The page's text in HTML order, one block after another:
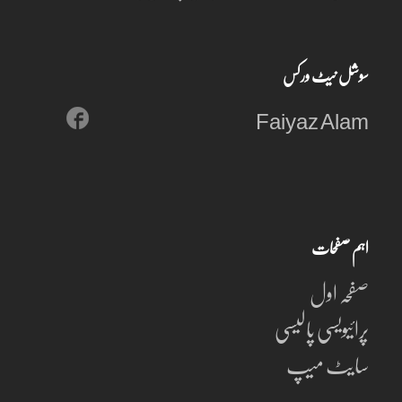
سوشل نیٹ ورکس
Faiyaz Alam
اہم صفحات
صفحہ اول
پرائیویسی پالیسی
سایٹ میپ